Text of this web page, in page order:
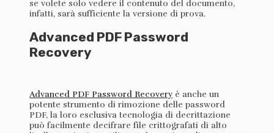
se volete solo vedere il contenuto del documento,
infatti, sarà sufficiente la versione di prova.
Advanced PDF Password
Recovery
Advanced PDF Password Recoveryè anche un
potente strumento di rimozione delle password
PDF, la loro esclusiva tecnologia di decrittazione
può facilmente decifrare file crittografati di alto